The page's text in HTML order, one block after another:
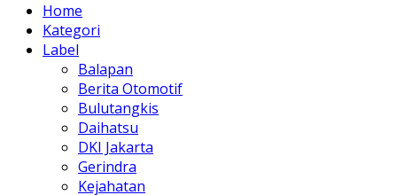
Home
Kategori
Label
Balapan
Berita Otomotif
Bulutangkis
Daihatsu
DKI Jakarta
Gerindra
Kejahatan